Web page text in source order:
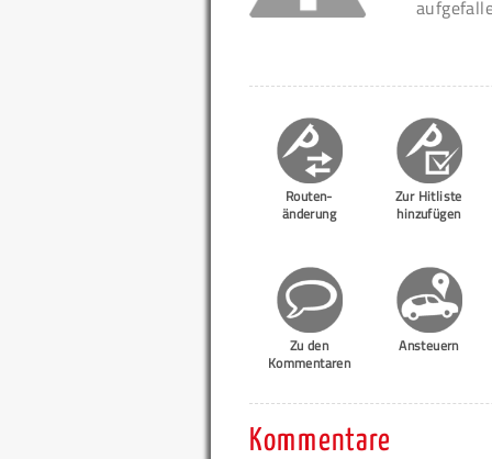
Routen-
änderung
Zur Hitliste
hinzufügen
Zu den
Kommentaren
Ansteuern
Kommentare